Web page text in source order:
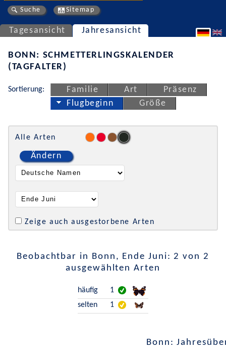
Suche Sitemap
Tagesansicht Jahresansicht
BONN: SCHMETTERLINGSKALENDER
(TAGFALTER)
Sortierung: Familie Art
Präsenz
Flugbeginn
Größe
Alle Arten
Ändern
Zeige auch ausgestorbene Arten
Beobachtbar in Bonn, Ende Juni: 2 von 2
ausgewählten Arten
häufig
1
selten
1
Bonn: